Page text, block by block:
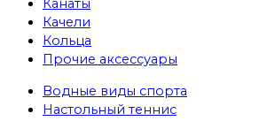
Канаты
Качели
Кольца
Прочие аксессуары
Водные виды спорта
Настольный теннис